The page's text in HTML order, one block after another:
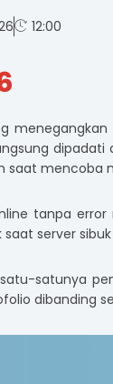
12:00
dipadati
saat mencoba
tanpa
server
satunya
dibanding